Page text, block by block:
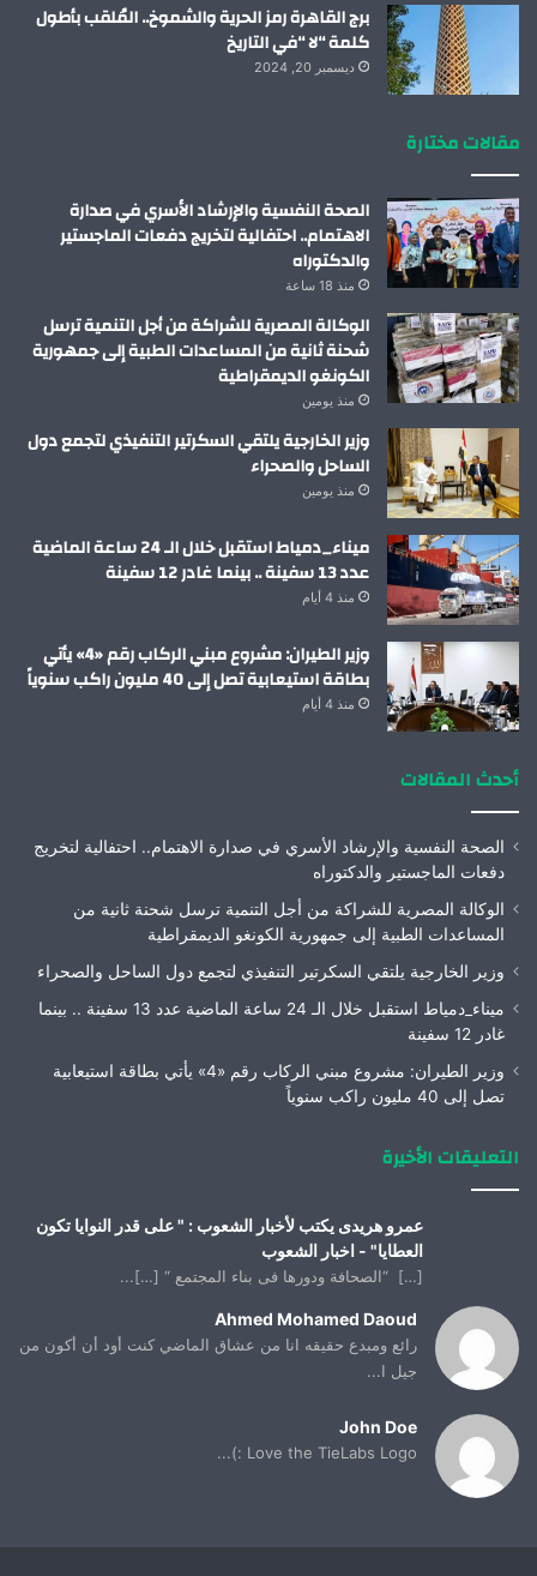
برج القاهرة رمز الحرية والشموخ.. المُلقب بأطول
كلمة “لا “في التاريخ
ديسمبر 20, 2024
مقالات مختارة
الصحة النفسية والإرشاد الأسري في صدارة
الاهتمام.. احتفالية لتخريج دفعات الماجستير
والدكتوراه
منذ 18 ساعة
الوكالة المصرية للشراكة من أجل التنمية ترسل
شحنة ثانية من المساعدات الطبية إلى جمهورية
الكونغو الديمقراطية
منذ يومين
وزير الخارجية يلتقي السكرتير التنفيذي لتجمع دول
الساحل والصحراء
منذ يومين
ميناء_دمياط استقبل خلال الـ 24 ساعة الماضية
عدد 13 سفينة .. بينما غادر 12 سفينة
منذ 4 أيام
وزير الطيران: مشروع مبني الركاب رقم «4» يأتي
بطاقة استيعابية تصل إلى 40 مليون راكب سنوياً
منذ 4 أيام
أحدث المقالات
الصحة النفسية والإرشاد الأسري في صدارة الاهتمام.. احتفالية لتخريج
دفعات الماجستير والدكتوراه
الوكالة المصرية للشراكة من أجل التنمية ترسل شحنة ثانية من
المساعدات الطبية إلى جمهورية الكونغو الديمقراطية
وزير الخارجية يلتقي السكرتير التنفيذي لتجمع دول الساحل والصحراء
ميناء_دمياط استقبل خلال الـ 24 ساعة الماضية عدد 13 سفينة .. بينما
غادر 12 سفينة
وزير الطيران: مشروع مبني الركاب رقم «4» يأتي بطاقة استيعابية
تصل إلى 40 مليون راكب سنوياً
التعليقات الأخيرة
عمرو هريدى يكتب لأخبار الشعوب : " على قدر النوايا تكون
العطايا" - اخبار الشعوب
[…] “الصحافة ودورها فى بناء المجتمع “ […]...
Ahmed Mohamed Daoud
رائع ومبدع حقيقه انا من عشاق الماضي كنت أود أن أكون من
جيل ا...
John Doe
Love the TieLabs Logo :)...